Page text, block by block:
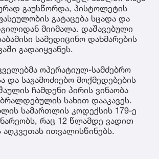
გაუსწორდა, პისტოლეტის
გატაცება სცადა და
მიიმალა. დაშავებული
სამედიცინო დახმარების
გადაიყვანეს.
ოპერატიულ-სამძებრო
და საგამოძიებო მოქმედებების
ჩამდენი პირის ვინაობა
სახით დააკავეს.
სამართლის კოდექსის 179-ე
რაც 12 წლამდე ვადით
ითვალისწინებს.